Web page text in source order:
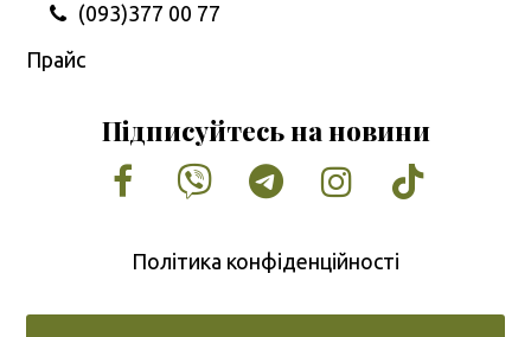
(093)377 00 77
Прайс
Підписуйтесь на новини
Facebook
VimeoTumblrInstagram
Tiktok
Політика конфіденційності